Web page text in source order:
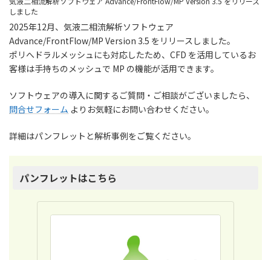
しました
2025年12月、気液二相流解析ソフトウェア
Advance/FrontFlow/MP Version 3.5 をリリースしました。
ポリへドラルメッシュにも対応したため、CFD を活用しているお
客様は手持ちのメッシュで MP の機能が活用できます。
ソフトウェアの導入に関するご質問・ご相談がございましたら、
問合せフォーム よりお気軽にお問い合わせください。
詳細はパンフレットと解析事例をご覧ください。
パンフレットはこちら